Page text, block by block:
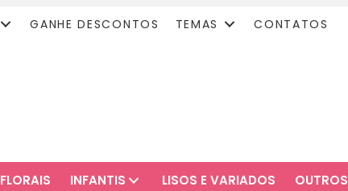
GANHE DESCONTOS TEMAS CONTATOS
FLORAIS INFANTIS LISOS E VARIADOS OUTROS